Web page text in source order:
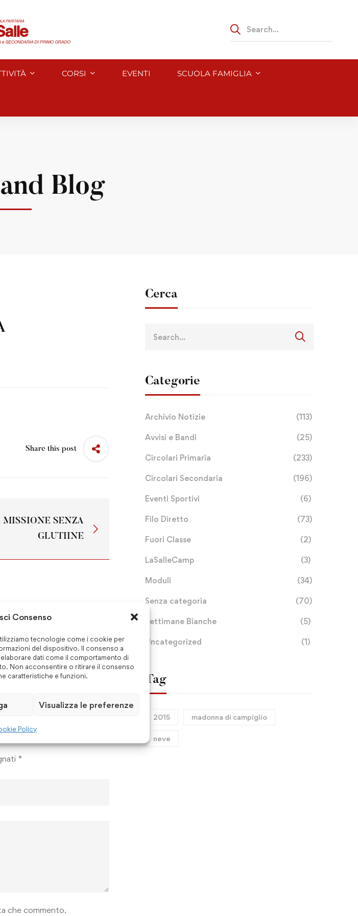
Consenso
tecnologie come i cookie per
del dispositivo. Il consenso a
dati come il comportamento di
Non acconsentire o ritirare il consenso
caratteristiche e funzioni.
Visualizza le preferenze
Policy
CORSI EVENTI SCUOLA FAMIGLIA
Blog
Share this post
SENZA
GLUTIINE
del Fondatore-
del Vicario
2026
15, 2026
SETTIMANA MISSIONE
IMUN BEST BIG
*
che commento.
Cerca
Categorie
Archivio Notizie (113)
Avvisi e Bandi (25)
Circolari Primaria (233)
Circolari Secondaria (196)
Eventi Sportivi (6)
Filo Diretto (73)
Fuori Classe (2)
LaSalleCamp (3)
Moduli (34)
Senza categoria (70)
Settimane Bianche (5)
Uncategorized (1)
Tag
2015 madonna di campiglio
neve